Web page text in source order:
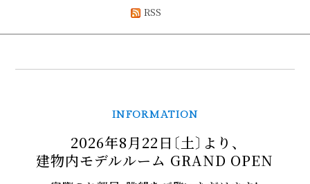
RSS
INFORMATION
2026年8月22日〔土〕より、
建物内モデルルーム GRAND OPEN